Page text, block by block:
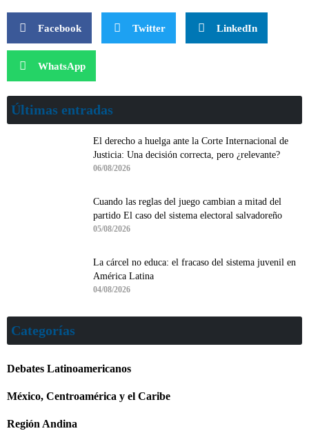
Facebook Twitter LinkedIn
WhatsApp
Últimas entradas
El derecho a huelga ante la Corte Internacional de
Justicia: Una decisión correcta, pero ¿relevante?
06/08/2026
Cuando las reglas del juego cambian a mitad del
partido El caso del sistema electoral salvadoreño
05/08/2026
La cárcel no educa: el fracaso del sistema juvenil en
América Latina
04/08/2026
Categorías
Debates Latinoamericanos
México, Centroamérica y el Caribe
Región Andina